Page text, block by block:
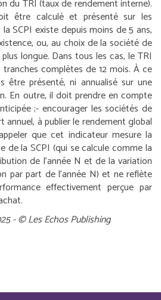
du TRI (taux de rendement interne).
être calculé et présenté sur les
SCPI existe depuis moins de 5 ans,
ou, au choix de la société de
longue. Dans tous les cas, le TRI
complètes de 12 mois. À ce
présenté, ni annualisé sur une
En outre, il doit prendre en compte
;- encourager les sociétés de
annuel, à publier le rendement global
que cet indicateur mesure la
de la SCPI (qui se calcule comme la
de l’année N et de la variation
par part de l’année N) et ne reflète
effectivement perçue par
- © Les Echos Publishing